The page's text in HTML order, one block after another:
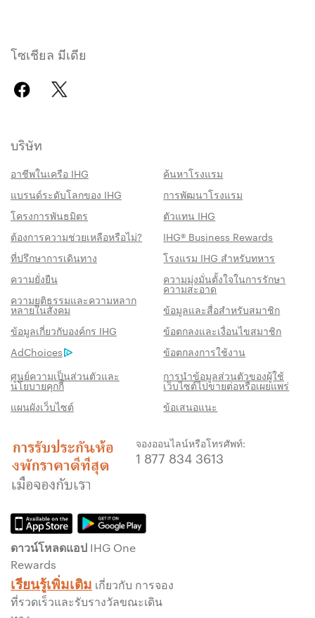
โซเชียล มีเดีย
บริษัท
อาชีพในเครือ IHG
ค้นหาโรงแรม
แบรนด์ระดับโลกของ IHG
การพัฒนาโรงแรม
โครงการพันธมิตร
ตัวแทน IHG
ต้องการความช่วยเหลือหรือไม่?
IHG® Business Rewards
ที่ปรึกษาการเดินทาง
โรงแรม IHG สำหรับทหาร
ความยั่งยืน
ความมุ่งมั่นตั้งใจในการรักษา
ความสะอาด
ความยุติธรรมและความหลาก
หลายในสังคม
ข้อมูลและสื่อสำหรับสมาชิก
ข้อมูลเกี่ยวกับองค์กร IHG
ข้อตกลงและเงื่อนไขสมาชิก
AdChoices
ข้อตกลงการใช้งาน
ศูนย์ความเป็นส่วนตัวและ
นโยบายคุกกี้
การนำข้อมูลส่วนตัวของผู้ใช้
เว็บไซต์ไปขายต่อหรือเผยแพร่
แผนผังเว็บไซต์
ข้อเสนอแนะ
จองออนไลน์หรือโทรศัพท์:
1 877 834 3613
ดาวน์โหลดแอป IHG One
Rewards
เรียนรู้เพิ่มเติม เกี่ยวกับ การจอง
ที่รวดเร็วและรับรางวัลขณะเดิน
สิทธิประโชน์เมื่อจองกับเรา
การรับประกันห้องพักราคาดีที่สุด
เราสัญญาว่าคุณจะได้รับราคาต่ำที่สุดทาง
ออนไลน์ มิฉะนั้น เราจะปรับให้ตรงกับราคาที่ถูก
กว่า พร้อมให้คะแนน IHG® One Rewards แก่
รับประกันการจองทางออนไลน์
รับประกันห้องพักของคุณแล้ว
เราไม่คิดค่าธรรมเนียมการจองสำหรับการจอง
โดยตรงกับเรา
ข้อมูลส่วนบุคคล และการรักษาความปลอดภัย
เว็บไซต์
IHG ดำเนินการด้านความเป็นส่วนตัวอย่างจริงจัง
เพื่อคุ้มครองคุณ ข้อมูลส่วนบุคคลทั้งหมดที่คุณให้